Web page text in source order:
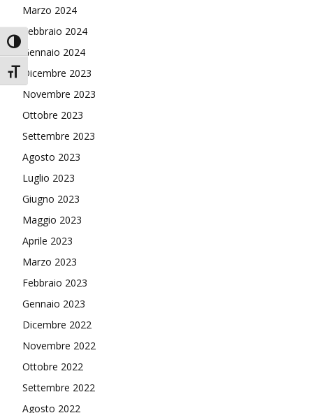
Attiva/disattiva alto contrasto
Attiva/disattiva dimensione testo
Marzo 2024
Febbraio 2024
Gennaio 2024
Dicembre 2023
Novembre 2023
Ottobre 2023
Settembre 2023
Agosto 2023
Luglio 2023
Giugno 2023
Maggio 2023
Aprile 2023
Marzo 2023
Febbraio 2023
Gennaio 2023
Dicembre 2022
Novembre 2022
Ottobre 2022
Settembre 2022
Agosto 2022